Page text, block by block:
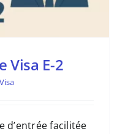
Visa E-2
d’entrée facilitée